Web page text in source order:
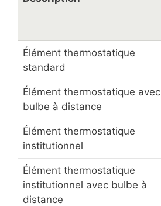
Élément thermostatique
standard
Élément thermostatique avec
bulbe à distance
Élément thermostatique
institutionnel
Élément thermostatique
institutionnel avec bulbe à
distance